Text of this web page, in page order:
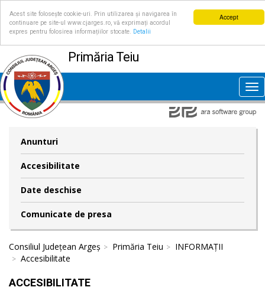
Accept
Acest site folosește cookie-uri. Prin utilizarea și navigarea în
continuare pe site-ul www.cjarges.ro, vă exprimați acordul
expres pentru folosirea informațiilor stocate.
Detalii
Primăria Teiu
Anunturi
Accesibilitate
Date deschise
Comunicate de presa
Consiliul Județean Argeș Primăria Teiu
INFORMAȚII
Accesibilitate
ACCESIBILITATE